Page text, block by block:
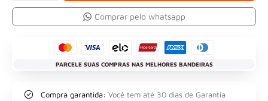
Comprar pelo whatsapp
PARCELE SUAS COMPRAS NAS MELHORES BANDEIRAS
Compra garantida: Você tem até 30 dias de Garantia